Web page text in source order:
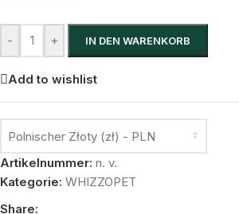
- + IN DEN WARENKORB
Add to wishlist
Polnischer Złoty (zł) - PLN
Artikelnummer: n. v.
Kategorie: WHIZZOPET
Share: